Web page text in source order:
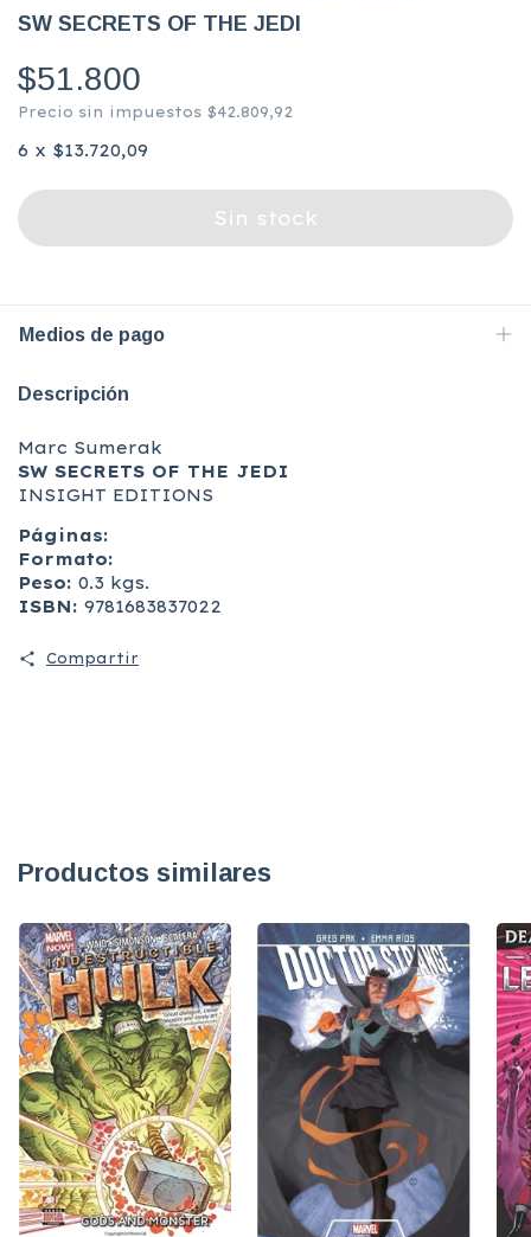
SW SECRETS OF THE JEDI
$51.800
Precio sin impuestos $42.809,92
6 x $13.720,09
Medios de pago
Descripción
Marc Sumerak
SW SECRETS OF THE JEDI
INSIGHT EDITIONS
Páginas:
Formato:
Peso: 0.3 kgs.
ISBN: 9781683837022
Compartir
Productos similares